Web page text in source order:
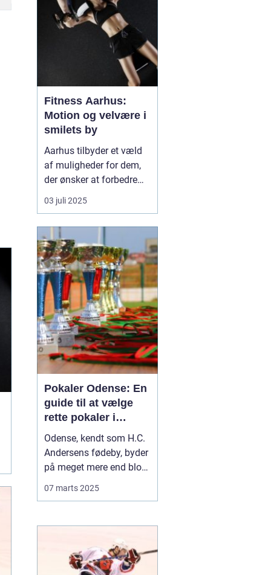
relative nærhed, skaber
Fitness Aarhus:
Motion og velvære i
smilets by
Aarhus tilbyder et væld
af muligheder for dem,
der ønsker at forbedre
deres fysiske form og
generelle velvære. Med
fitnesscentre og
træningstilbud er der
uden tvivl noget for
enhver smag. For dem,
der leder ...
03 juli 2025
Pokaler Odense: En
guide til at vælge
rette pokaler i
Odense
Odense, kendt som H.C.
Andersens fødeby, byder
på meget mere end blot
alt fra lokale
eftermiddagshygge på
badmintonbanen fejres
07 marts 2025